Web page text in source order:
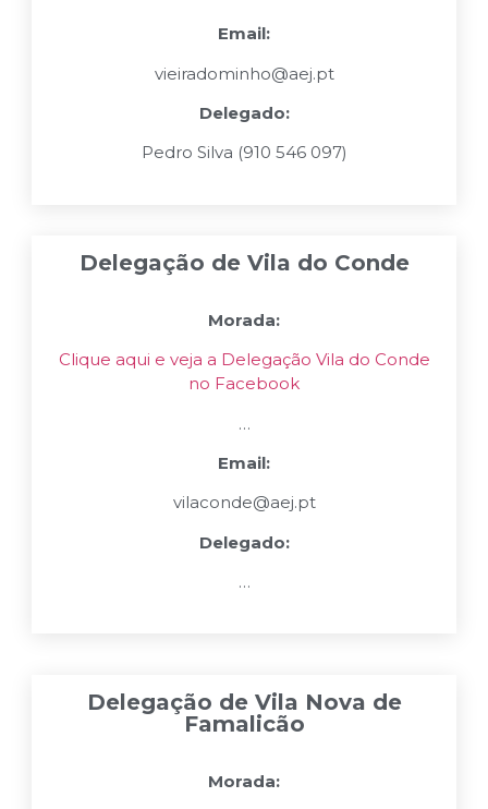
Email:
vieiradominho@aej.pt
Delegado:
Pedro Silva (910 546 097)
Delegação de Vila do Conde
Morada:
Clique aqui e veja a Delegação Vila do Conde
no Facebook
…
Email:
vilaconde@aej.pt
Delegado:
…
Delegação de Vila Nova de
Famalicão
Morada: